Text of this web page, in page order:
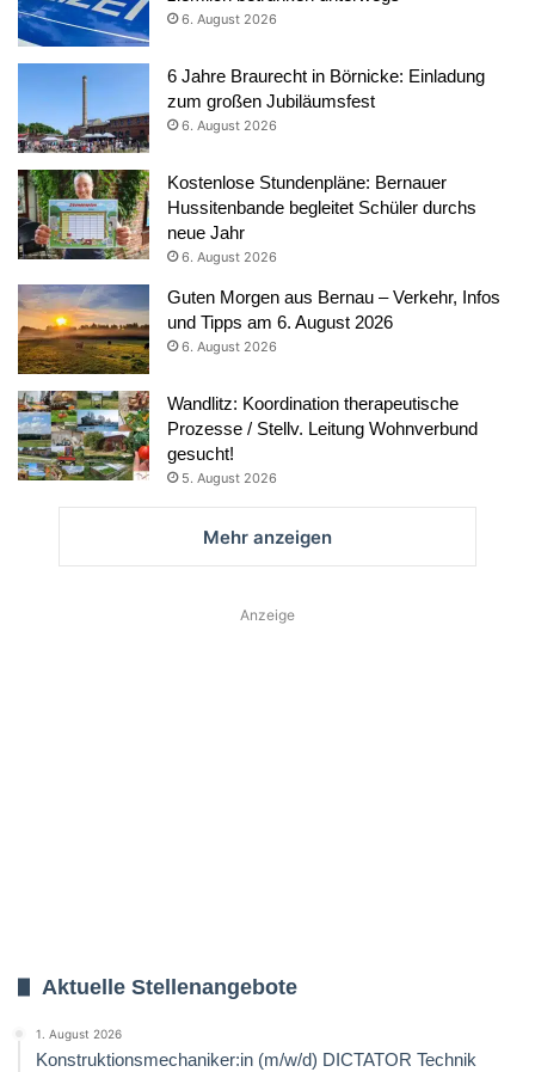
6. August 2026
6 Jahre Braurecht in Börnicke: Einladung
zum großen Jubiläumsfest
6. August 2026
Kostenlose Stundenpläne: Bernauer
Hussitenbande begleitet Schüler durchs
neue Jahr
6. August 2026
Guten Morgen aus Bernau – Verkehr, Infos
und Tipps am 6. August 2026
6. August 2026
Wandlitz: Koordination therapeutische
Prozesse / Stellv. Leitung Wohnverbund
gesucht!
5. August 2026
Mehr anzeigen
Anzeige
Aktuelle Stellenangebote
1. August 2026
Konstruktionsmechaniker:in (m/w/d) DICTATOR Technik